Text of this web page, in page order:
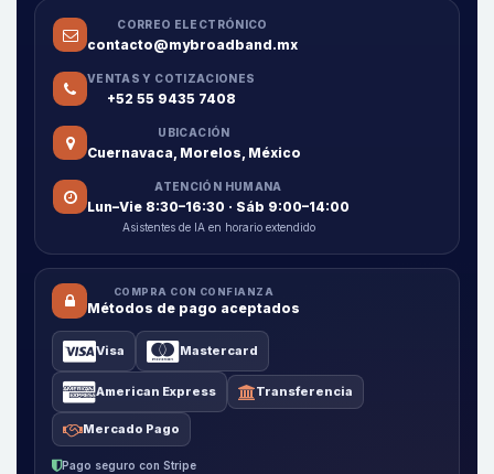
CORREO ELECTRÓNICO
contacto@mybroadband.mx
VENTAS Y COTIZACIONES
+52 55 9435 7408
UBICACIÓN
Cuernavaca, Morelos, México
ATENCIÓN HUMANA
Lun–Vie 8:30–16:30 · Sáb 9:00–14:00
Asistentes de IA en horario extendido
COMPRA CON CONFIANZA
Métodos de pago aceptados
Visa Mastercard
American Express Transferencia
Mercado Pago
Pago seguro con Stripe